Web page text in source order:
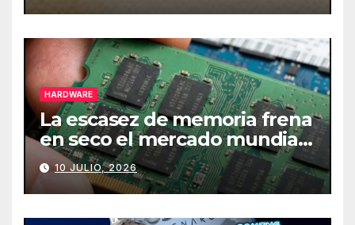
HARDWARE
La escasez de memoria frena
en seco el mercado mundial
de PCs
10 JULIO, 2026